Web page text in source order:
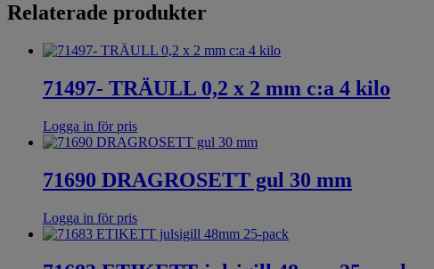
Relaterade produkter
71497- TRÄULL 0,2 x 2 mm c:a 4 kilo
Logga in för pris
71690 DRAGROSETT gul 30 mm
Logga in för pris